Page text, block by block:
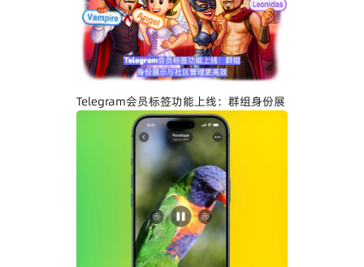
Telegram关闭私聊分享功能详解：增强聊
天隐私与内容保护
Telegram会员标签功能上线：群组身份展
示与社区管理更高效